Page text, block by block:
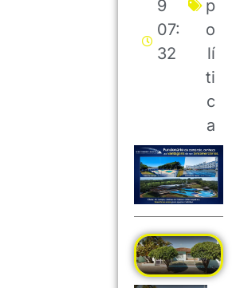
9
07:
32
p
o
lí
ti
c
a